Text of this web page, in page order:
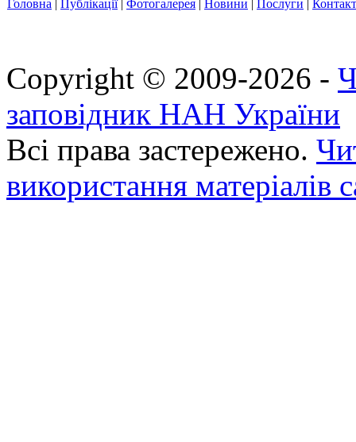
Головна | Публікації| Фотогалерея | Новини | Послуги |
Copyright © 2009-2026 -
заповідник НАН України
Всі права застережено.
використання матеріалів